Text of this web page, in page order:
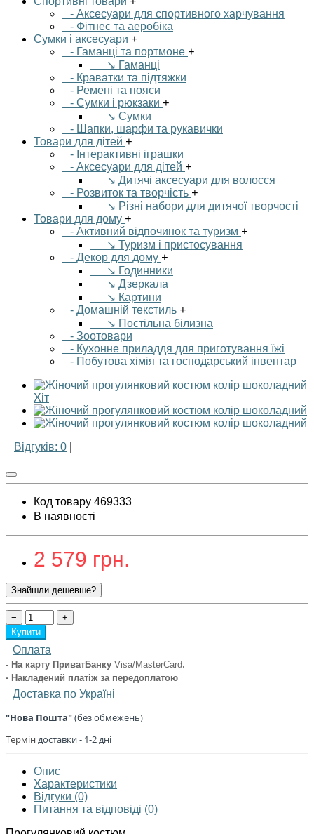
- Аксесуари для спортивного харчування
- Фітнес та аеробіка
Сумки і аксесуари +
- Гаманці та портмоне +
↘ Гаманці
- Краватки та підтяжки
- Ремені та пояси
- Сумки і рюкзаки +
↘ Сумки
- Шапки, шарфи та рукавички
Товари для дітей +
- Інтерактивні іграшки
- Аксесуари для дітей +
↘ Дитячі аксесуари для волосся
- Розвиток та творчість +
↘ Різні набори для дитячої творчості
Товари для дому +
- Активний відпочинок та туризм +
↘ Туризм і пристосування
- Декор для дому +
↘ Годинники
↘ Дзеркала
↘ Картини
- Домашній текстиль +
↘ Постільна білизна
- Зоотовари
- Кухонне приладдя для приготування їжі
- Побутова хімія та господарський інвентар
Хіт
Відгуків: 0
Код товару 469333
В наявності
2 579 грн.
Знайшли дешевше?
−
+
Купити
Оплата
- На карту ПриватБанку Visa/MasterCard.
- Накладений платіж за передоплатою
Доставка по Україні
"Нова Пошта"(без обмежень)
Терміндоставки - 1-2 дні
Опис
Характеристики
Відгуки (0)
Питання та відповіді (0)